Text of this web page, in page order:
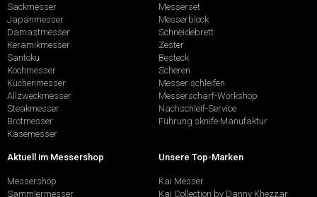
Sackmesser
Japanmesser
Damastmesser
Keramikmesser
Santoku
Kochmesser
Küchenmesser
Allzweckmesser
Steakmesser
Brotmesser
Käsemesser
Messerset
Messerblock
Schneidebrett
Zester
Besteck
Scheren
Messer schleifen
Messerschärf-Workshop
Nachschleif-Service
Führung sknife Manufaktur
Aktuell im Messershop
Messershop
Sammlermesser
Unsere Top-Marken
Kai Messer
Kai Collection by Danny Khezzar